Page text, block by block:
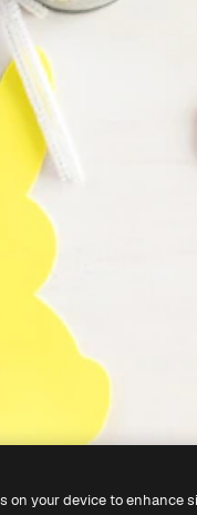
on your device to enhance